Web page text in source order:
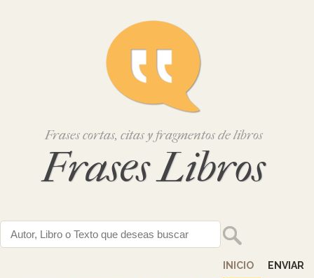
Frases cortas, citas y fragmentos de libros
Frases Libros
INICIO
ENVIAR